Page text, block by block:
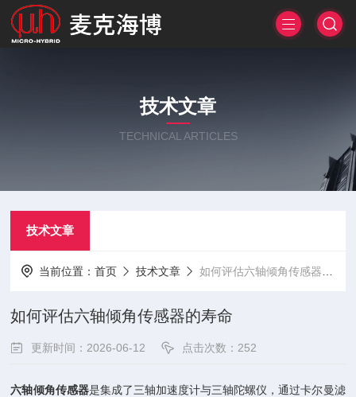
技术文章
TECHNICAL ARTICLES
技术文章
当前位置：首页 技术文章 如何评估六轴倾角传感器的寿命
如何评估六轴倾角传感器的寿命
更新时间：2026-06-12 点击次数：252
六轴倾角传感器‌是集成了三轴加速度计与三轴陀螺仪，通过卡尔曼滤